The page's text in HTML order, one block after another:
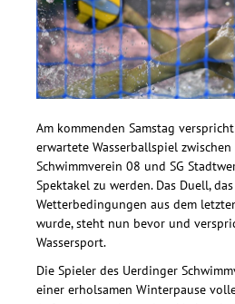
Am kommenden Samstag
erwartete Wasserballspiel
Schwimmverein 08 und SG
Spektakel zu werden. Das Duell,
Wetterbedingungen aus dem
wurde, steht nun bevor und
Wassersport.
Die Spieler des Uerdinger
einer erholsamen Winterpause